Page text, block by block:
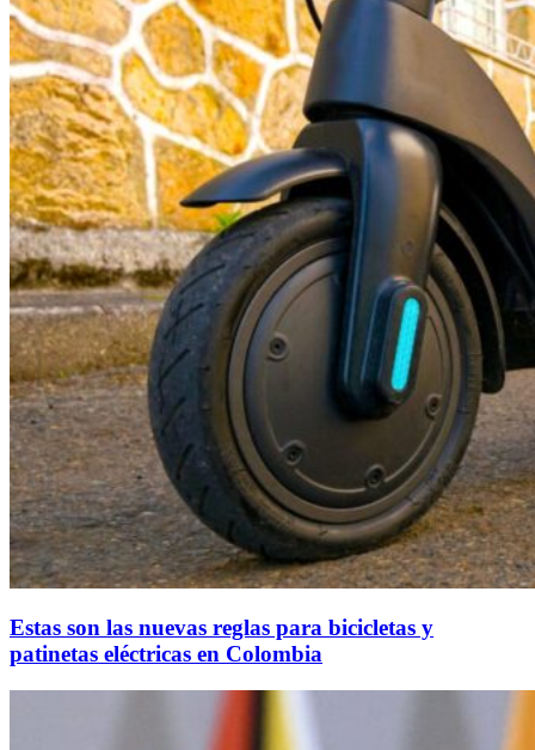
Estas son las nuevas reglas para bicicletas y
patinetas eléctricas en Colombia